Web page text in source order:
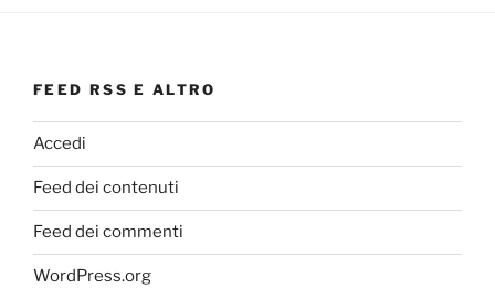
FEED RSS E ALTRO
Accedi
Feed dei contenuti
Feed dei commenti
WordPress.org